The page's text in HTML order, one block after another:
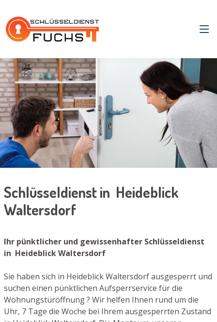
Schlüsseldienst in Heideblick
Waltersdorf
Ihr pünktlicher und gewissenhafter Schlüsseldienst
in Heideblick Waltersdorf
Sie haben sich in Heideblick Waltersdorf ausgesperrt und
suchen einen pünktlichen Aufsperrservice für die
Wohnungstüröffnung ? Wir helfen Ihnen rund um die
Uhr, 7 Tage die Woche bei Ihrem ausgesperrten Zustand